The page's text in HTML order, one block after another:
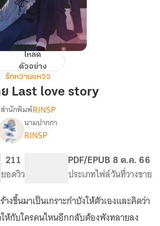
โหลด
ตัวอย่าง
รักหวานแหวว
Last love story
เรื่อง
รัก
สำนักพิมพ์RINSP
นามปากกา
RINSP
211
ยอดวิว
PDF/EPUB
ประเภทไฟล์
8 ต.ค. 66
วันที่วางขาย
งขึ้นมาเป็นเกราะกำบังให้ตัวเองและคิดว่า
ห้กับใครคนไหนอีกกลับต้องพังทลายลง